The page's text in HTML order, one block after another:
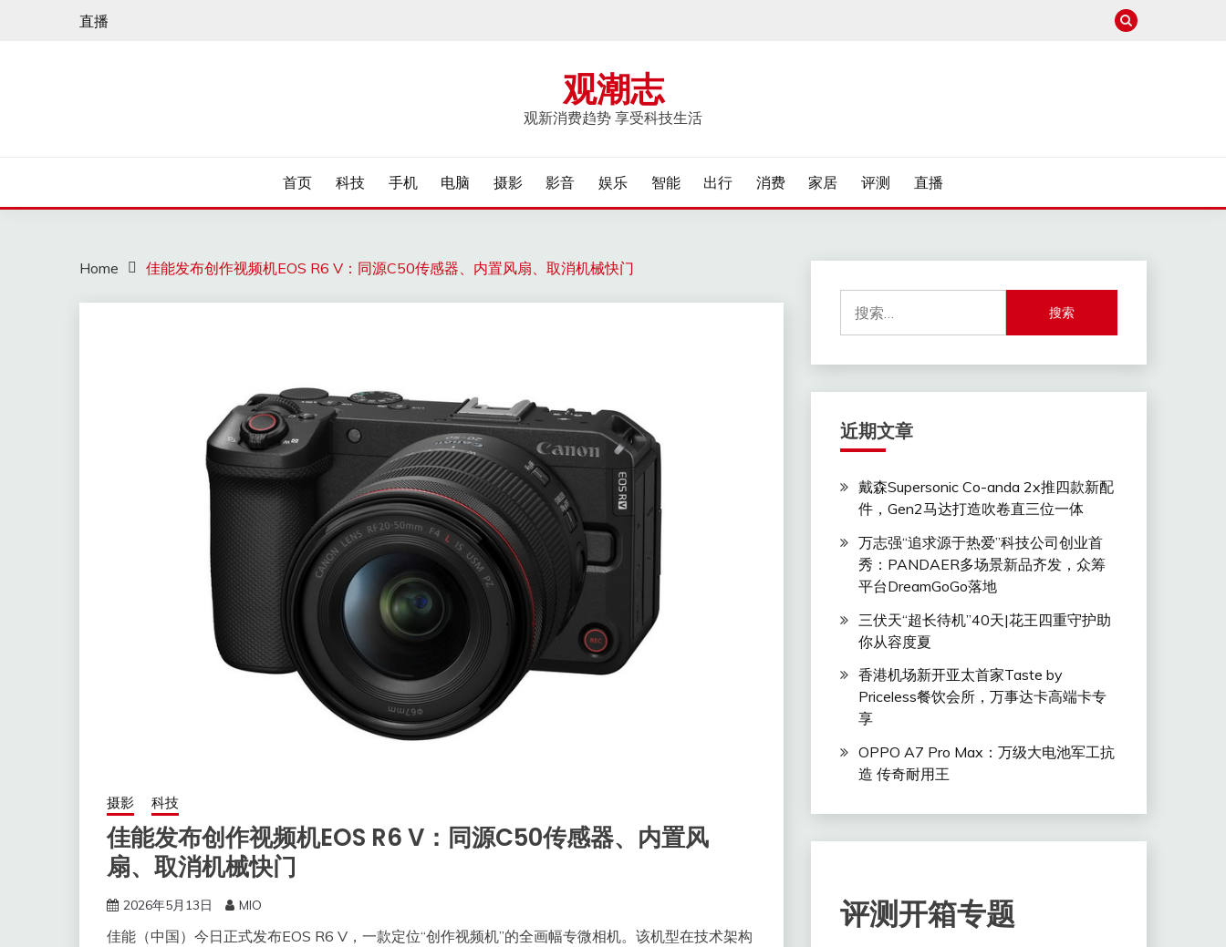
直播
观潮志
观新消费趋势 享受科技生活
首页 科技 手机 电脑 摄影 影音 娱乐 智能 出行 消费 家居 评测 直播
Home 佳能发布创作视频机EOS R6 V：同源C50传感器、内置风扇、取消机械快门
摄影 科技
佳能发布创作视频机EOS R6 V：同源C50传感器、内置风
扇、取消机械快门
2026年5月13日 MIO
佳能（中国）今日正式发布EOS R6 V，一款定位“创作视频机”的全画幅专微相机。该机型在技术架构
索：
近期文章
戴森Supersonic Co-anda 2x推四款新配
件，Gen2马达打造吹卷直三位一体
万志强“追求源于热爱”科技公司创业首
秀：PANDAER多场景新品齐发，众筹
平台DreamGoGo落地
三伏天“超长待机”40天|花王四重守护助
你从容度夏
香港机场新开亚太首家Taste by
Priceless餐饮会所，万事达卡高端卡专
享
OPPO A7 Pro Max：万级大电池军工抗
造 传奇耐用王
评测开箱专题